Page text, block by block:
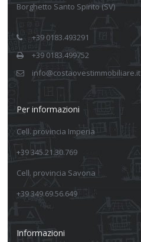
Borghetto Santo Spirito (SV)
+39 0183.493291
+39 0183.499752
info@costaovestimmobiliare.it
Per informazioni
Cell. provincia Imperia
+39 345.21.30.769
Cell. provincia Savona
+39 349.69.56.649
Informazioni